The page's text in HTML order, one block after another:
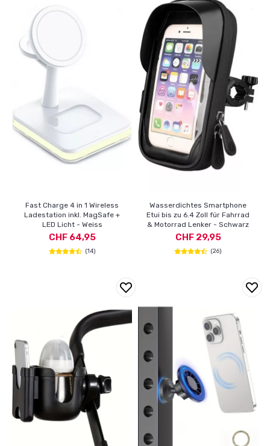
Fast Charge 4 in 1 Wireless
Ladestation inkl. MagSafe +
LED Licht - Weiss
CHF 64,95
(14)
Wasserdichtes Smartphone
Etui bis zu 6.4 Zoll für Fahrrad
& Motorrad Lenker - Schwarz
CHF 29,95
(26)